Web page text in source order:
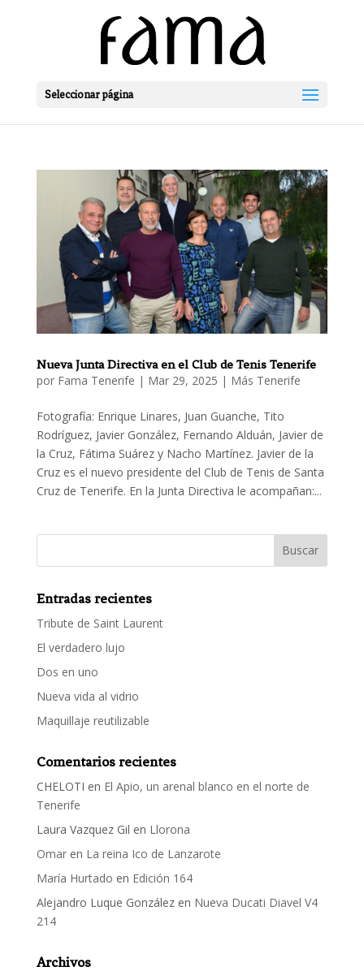
Seleccionar página
Nueva Junta Directiva en el Club de Tenis Tenerife
por Fama Tenerife | Mar 29, 2025 | Más Tenerife
Fotografía: Enrique Linares, Juan Guanche, Tito
Rodríguez, Javier González, Fernando Alduán, Javier de
la Cruz, Fátima Suárez y Nacho Martínez. Javier de la
Cruz es el nuevo presidente del Club de Tenis de Santa
Cruz de Tenerife. En la Junta Directiva le acompañan:...
Entradas recientes
Tribute de Saint Laurent
El verdadero lujo
Dos en uno
Nueva vida al vidrio
Maquillaje reutilizable
Comentarios recientes
CHELOTI en El Apio, un arenal blanco en el norte de
Tenerife
Laura Vazquez Gil en Llorona
Omaren La reina Ico de Lanzarote
María Hurtado en Edición 164
Alejandro Luque Gonzálezen Nueva Ducati Diavel V4
214
Archivos